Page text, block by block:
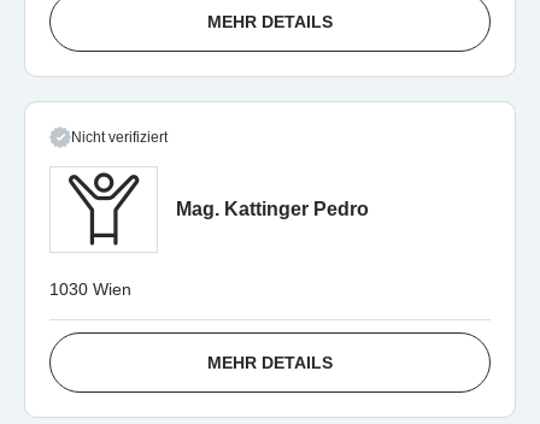
MEHR DETAILS
Nicht verifiziert
Mag. Kattinger Pedro
1030 Wien
MEHR DETAILS